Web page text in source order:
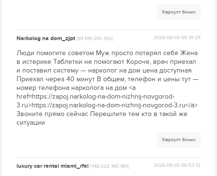
Хариулт бичих
Narkolog na dom_zjpt[87.199.205.156] 2026-08-02 09:14:29
Люди помогите советом Муж просто потерял себя Жена
в истерике Таблетки не помогают Короче, врач приехал
и поставил систему — нарколог на дом цена доступная
Приехал через 40 минут В общем, телефон и цены тут —
номер телефона нарколога на дом <a
href=https://zapoj.narkolog-na-dom-nizhnij-novgorod-
3.ru>https://zapoj.narkolog-na-dom-nizhnij-novgorod-3.ru</a>
Звоните прямо сейчас Перешлите тем кто в такой же
ситуации
Хариулт бичих
luxury car rental miami_rfei[148.222.185.184] 2026-08-02 06:53:12